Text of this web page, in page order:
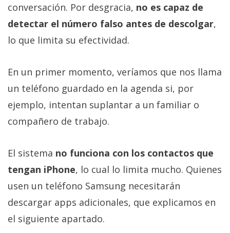
conversación. Por desgracia, no es capaz de
detectar el número falso antes de descolgar,
lo que limita su efectividad.
En un primer momento, veríamos que nos llama
un teléfono guardado en la agenda si, por
ejemplo, intentan suplantar a un familiar o
compañero de trabajo.
El sistema no funciona con los contactos que
tengan iPhone, lo cual lo limita mucho. Quienes
usen un teléfono Samsung necesitarán
descargar apps adicionales, que explicamos en
el siguiente apartado.